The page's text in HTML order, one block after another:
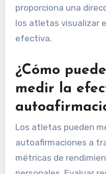
proporciona una
los atletas visualizar
efectiva.
¿Cómo
medir la
Los atletas pueden
autoafirmaciones a
métricas de